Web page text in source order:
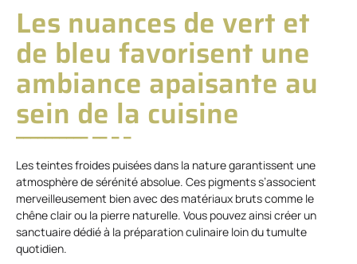
Les nuances de vert et
de bleu favorisent une
ambiance apaisante au
sein de la cuisine
Les teintes froides puisées dans la nature garantissent une
atmosphère de sérénité absolue. Ces pigments s’associent
merveilleusement bien avec des matériaux bruts comme le
chêne clair ou la pierre naturelle. Vous pouvez ainsi créer un
sanctuaire dédié à la préparation culinaire loin du tumulte
quotidien.